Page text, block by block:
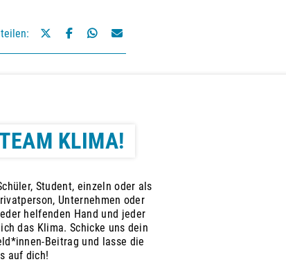
KLIMA!
Student, einzeln oder als
Unternehmen oder
helfenden Hand und jeder
das Klima. Schicke uns dein
Beitrag und lasse die
auf dich!